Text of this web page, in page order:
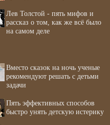
Лев Толстой - пять мифов и
рассказ о том, как же всё было
на самом деле
Вместо сказок на ночь ученые
рекомендуют решать с детьми
задачи
Пять эффективных способов
быстро унять детскую истерику